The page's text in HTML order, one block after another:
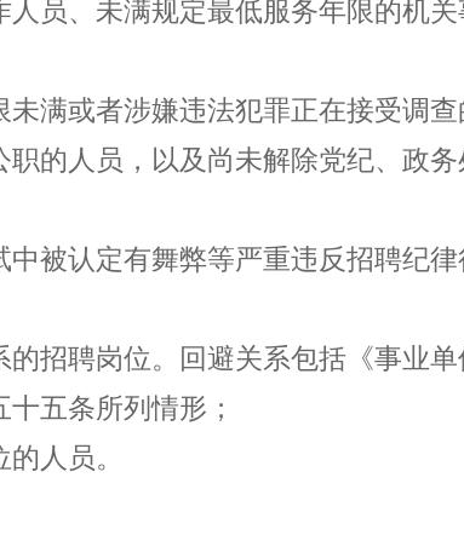
员、未满规定最低服务年限的机
满或者涉嫌违法犯罪正在接受调查
的人员，以及尚未解除党纪、政务
被认定有舞弊等严重违反招聘纪律
招聘岗位。回避关系包括《事业
五条所列情形；
人员。